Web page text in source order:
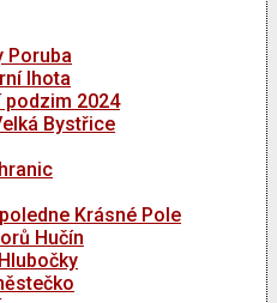
Poruba
lhota
2024
Bystřice
Krásné Pole
Hučín